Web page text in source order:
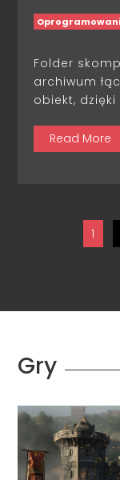
Folder
archiwum
obiekt,
Read More
1
Gry